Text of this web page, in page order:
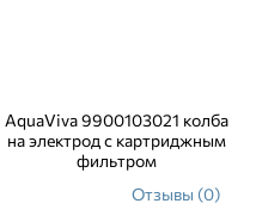
AquaViva 9900103021 колба
на электрод с картриджным
фильтром
Отзывы (0)